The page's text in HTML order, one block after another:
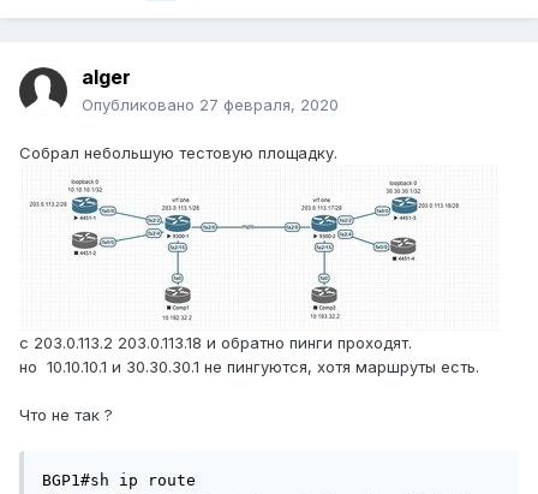
alger
Опубликовано 27 февраля, 2020
Собрал небольшую тестовую площадку.
c 203.0.113.2 203.0.113.18 и обратно пинги проходят.
но 10.10.10.1 и 30.30.30.1 не пингуются, хотя маршруты есть.
Что не так ?
BGP1#sh ip route